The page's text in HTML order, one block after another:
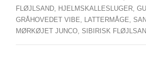
FLØJLSAND, HJELMSKALLESLUGER,
GRÅHOVEDET VIBE, LATTERMÅGE,
MØRKØJET JUNCO, SIBIRISK